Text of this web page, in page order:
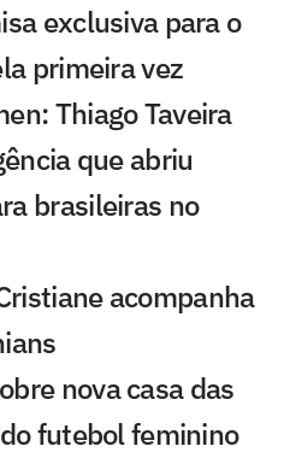
exclusiva para o
primeira vez
Thiago Taveira
que abriu
brasileiras no
acompanha
nova casa das
futebol feminino